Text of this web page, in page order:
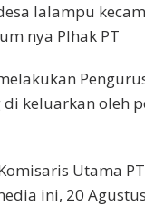
lalampu
nya PIhak PT
keluarkan oleh
Utama
ini, 20